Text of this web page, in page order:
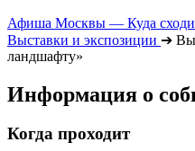
Афиша Москвы — Куда
Выставки и экспозиции ➔
ландшафту»
Информация о
Когда проходит